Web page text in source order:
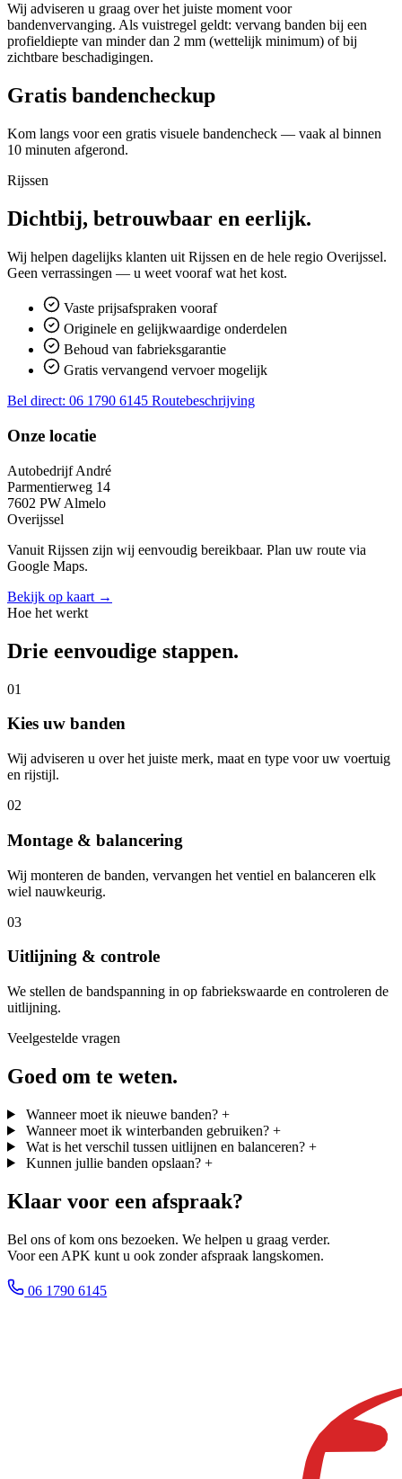
Wij adviseren u graag over het juiste moment voor
bandenvervanging. Als vuistregel geldt: vervang banden bij een
profieldiepte van minder dan 2 mm (wettelijk minimum) of bij
zichtbare beschadigingen.
Gratis bandencheckup
Kom langs voor een gratis visuele bandencheck — vaak al binnen
10 minuten afgerond.
Rijssen
Dichtbij, betrouwbaar en eerlijk.
Wij helpen dagelijks klanten uit Rijssen en de hele regio Overijssel.
Geen verrassingen — u weet vooraf wat het kost.
Vaste prijsafspraken vooraf
Originele en gelijkwaardige onderdelen
Behoud van fabrieksgarantie
Gratis vervangend vervoer mogelijk
Bel direct: 06 1790 6145 Routebeschrijving
Onze locatie
Autobedrijf André
Parmentierweg 14
7602 PW Almelo
Overijssel
Vanuit Rijssen zijn wij eenvoudig bereikbaar. Plan uw route via
Google Maps.
Bekijk op kaart →
Hoe het werkt
Drie eenvoudige stappen.
01
Kies uw banden
Wij adviseren u over het juiste merk, maat en type voor uw voertuig
en rijstijl.
02
Montage & balancering
Wij monteren de banden, vervangen het ventiel en balanceren elk
wiel nauwkeurig.
03
Uitlijning & controle
We stellen de bandspanning in op fabriekswaarde en controleren de
uitlijning.
Veelgestelde vragen
Goed om te weten.
Wanneer moet ik nieuwe banden? +
Wanneer moet ik winterbanden gebruiken? +
Wat is het verschil tussen uitlijnen en balanceren? +
Kunnen jullie banden opslaan? +
Klaar voor een afspraak?
Bel ons of kom ons bezoeken. We helpen u graag verder.
Voor een APK kunt u ook zonder afspraak langskomen.
06 1790 6145